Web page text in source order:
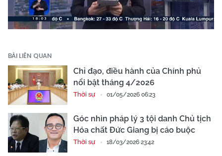
Video
BÀI LIÊN QUAN
Chỉ đạo, điều hành của Chính phủ
nổi bật tháng 4/2026
Thời sự 01/05/2026 06:23
Góc nhìn pháp lý 3 tội danh Chủ tịch
Hóa chất Đức Giang bị cáo buộc
Thời sự 18/03/2026 23:42